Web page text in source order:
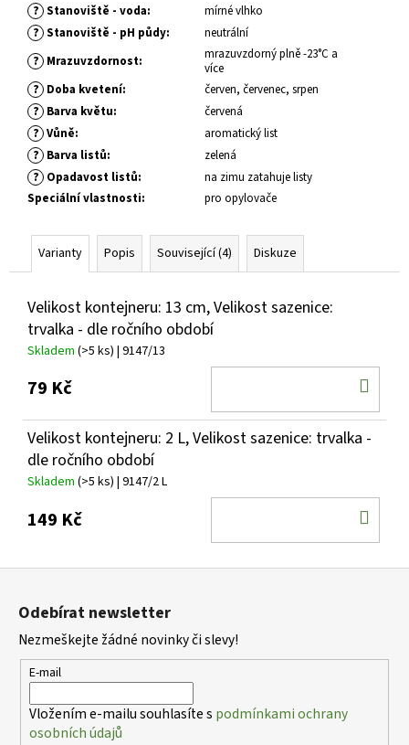
? Stanoviště - voda: mírné vlhko
? Stanoviště - pH půdy: neutrální
? Mrazuvzdornost:
mrazuvzdorný plně -23°C a
více
? Doba kvetení: červen, červenec, srpen
? Barva květu: červená
? Vůně: aromatický list
? Barva listů: zelená
? Opadavost listů:
na zimu zatahuje listy
Speciální vlastnosti: pro opylovače
Varianty Popis Související (4) Diskuze
Velikost kontejneru: 13 cm, Velikost sazenice:
trvalka - dle ročního období
Skladem (>5 ks) | 9147/13
79 Kč
Velikost kontejneru: 2 L, Velikost sazenice: trvalka -
dle ročního období
Skladem (>5 ks) | 9147/2 L
149 Kč
PHLOX
PANICULATA
EARLY
WHITE
PLAMENKA
LATNATÁ
179
Kč
Z
Odebírat newsletter
Nezmeškejte žádné novinky či slevy!
E-mail
Vložením e-mailu souhlasíte s podmínkami ochrany
osobních údajů